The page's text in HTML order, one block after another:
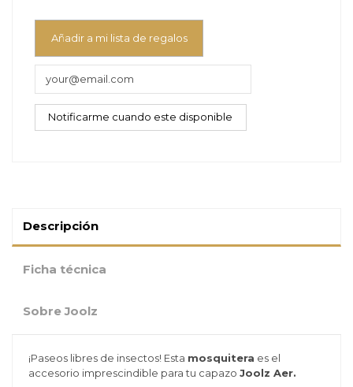
Añadir a mi lista de regalos
Descripción
Ficha técnica
Sobre Joolz
¡Paseos libres de insectos! Esta mosquitera es el
accesorio imprescindible para tu capazo Joolz Aer.